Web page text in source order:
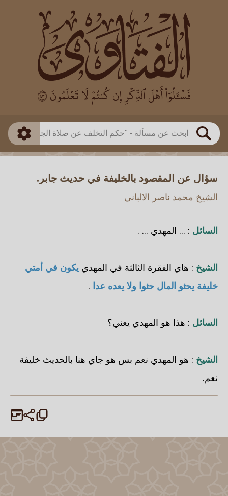
بحث
العالم
بن باز
بن العثيمين
اللجنة الدائمة
طريقة البحث
ذكي
سؤال عن المقصود بالخليفة في حديث جابر.
الشيخ محمد ناصر الالباني
السائل : ... المهدي ... .
الشيخ : هاي الفقرة الثالثة في المهدي يكون في أمتي
خليفة يحثو المال حثوا ولا يعده عدا .
السائل : هذا هو المهدي يعني؟
الشيخ : هو المهدي نعم بس هو جاي هنا بالحديث خليفة
نعم.